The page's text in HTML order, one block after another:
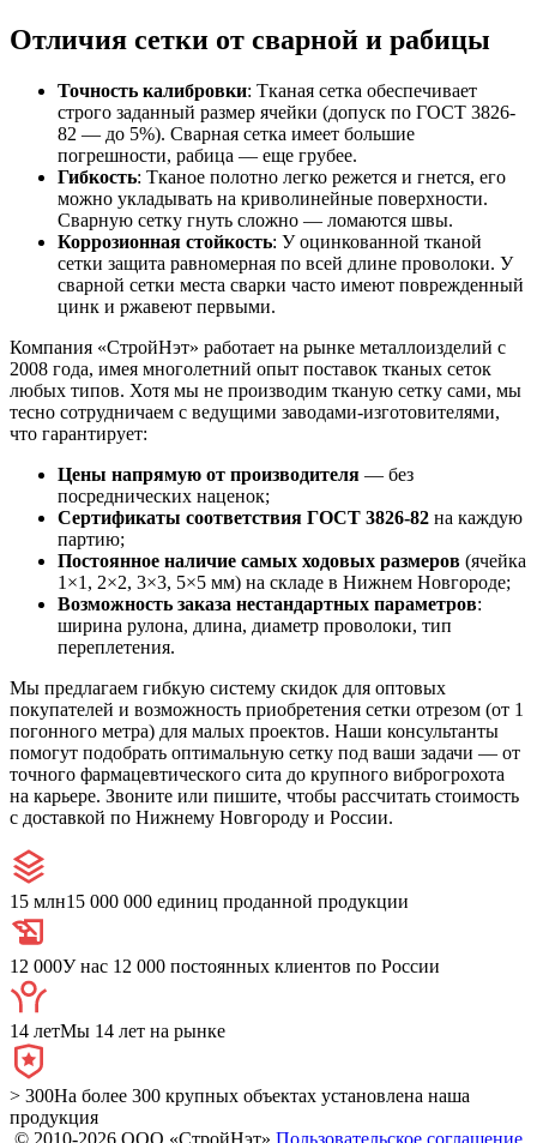
Отличия сетки от сварной и рабицы
Точность калибровки: Тканая сетка обеспечивает
строго заданный размер ячейки (допуск по ГОСТ 3826-
82 — до 5%). Сварная сетка имеет большие
погрешности, рабица — еще грубее.
Гибкость: Тканое полотно легко режется и гнется, его
можно укладывать на криволинейные поверхности.
Сварную сетку гнуть сложно — ломаются швы.
Коррозионная стойкость: У оцинкованной тканой
сетки защита равномерная по всей длине проволоки. У
сварной сетки места сварки часто имеют поврежденный
цинк и ржавеют первыми.
Компания «СтройНэт» работает на рынке металлоизделий с
2008 года, имея многолетний опыт поставок тканых сеток
любых типов. Хотя мы не производим тканую сетку сами, мы
тесно сотрудничаем с ведущими заводами-изготовителями,
что гарантирует:
Цены напрямую от производителя — без
посреднических наценок;
Сертификаты соответствия ГОСТ 3826-82 на каждую
партию;
Постоянное наличие самых ходовых размеров (ячейка
1×1, 2×2, 3×3, 5×5 мм) на складе в Нижнем Новгороде;
Возможность заказа нестандартных параметров:
ширина рулона, длина, диаметр проволоки, тип
переплетения.
Мы предлагаем гибкую систему скидок для оптовых
покупателей и возможность приобретения сетки отрезом (от 1
погонного метра) для малых проектов. Наши консультанты
помогут подобрать оптимальную сетку под ваши задачи — от
точного фармацевтического сита до крупного виброгрохота
на карьере. Звоните или пишите, чтобы рассчитать стоимость
с доставкой по Нижнему Новгороду и России.
15 млн15 000 000 единиц проданной продукции
12 000У нас 12 000 постоянных клиентов по России
14 летМы 14 лет на рынке
> 300На более 300 крупных объектах установлена наша
продукция
© 2010-2026 ООО «СтройНэт» Пользовательское соглашение